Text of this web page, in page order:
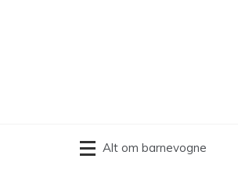
Alt om barnevogne